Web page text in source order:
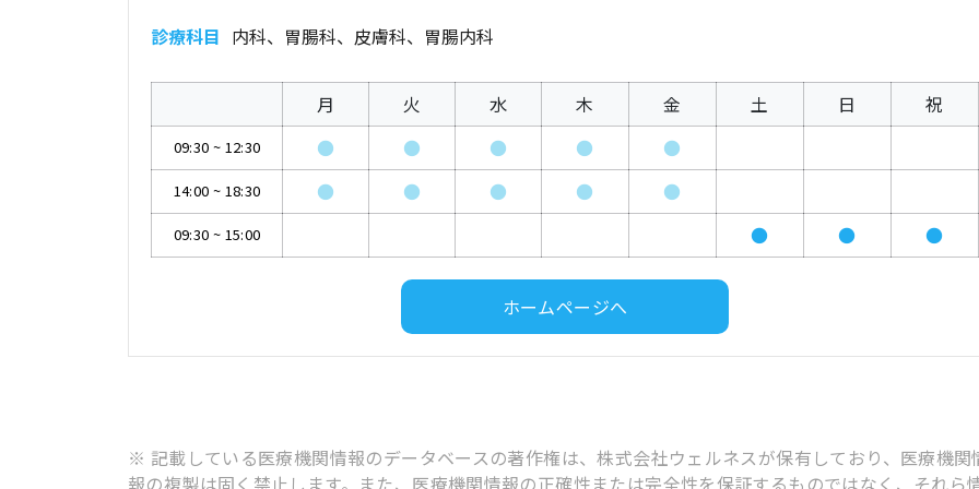
診療科目 内科、胃腸科、皮膚科、胃腸内科
月 火 水 木 金 土 日 祝
09:30 ~ 12:30 ● ● ● ● ●
14:00 ~ 18:30 ● ● ● ● ●
09:30 ~ 15:00 ● ● ●
ホームページへ
※ 記載している医療機関情報のデータベースの著作権は、株式会社ウェルネスが保有しており、医療機関
報の複製は固く禁止します。また、医療機関情報の正確性または完全性を保証するものではなく、それら